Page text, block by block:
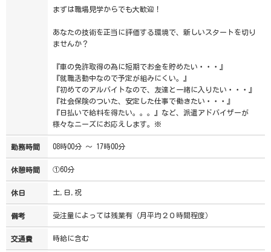
まずは職場見学からでも大歓迎！
あなたの技術を正当に評価する環境で、新しいスタートを切り
ませんか？
『車の免許取得の為に短期でお金を貯めたい・・・』
『就職活動中なので予定が組みにくい。』
『初めてのアルバイトなので、友達と一緒に入りたい・・・』
『社会保険のついた、安定した仕事で働きたい・・・』
『日払いで給料を得たい。。。』など、派遣アドバイザーが
様々なニーズにお応えします。※
勤務時間 08時00分 ～ 17時00分
休憩時間 ①60分
休日 土,日,祝
備考 受注量によっては残業有（月平均２０時間程度）
交通費 時給に含む